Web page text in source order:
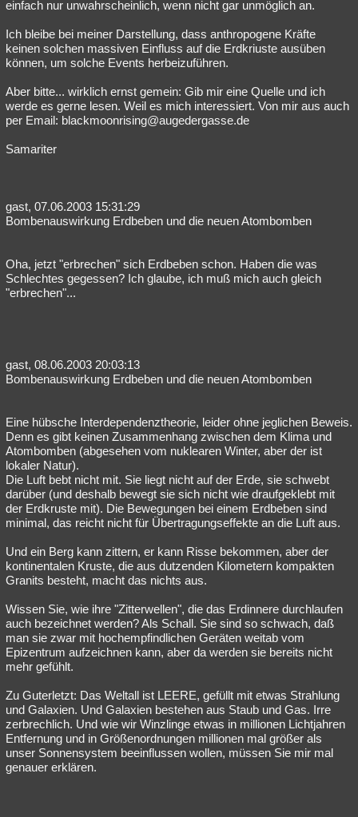
einfach nur unwahrscheinlich, wenn nicht gar unmöglich an.
Ich bleibe bei meiner Darstellung, dass anthropogene Kräfte
keinen solchen massiven Einfluss auf die Erdkriuste ausüben
können, um solche Events herbeizuführen.
Aber bitte... wirklich ernst gemein: Gib mir eine Quelle und ich
werde es gerne lesen. Weil es mich interessiert. Von mir aus auch
per Email: blackmoonrising@augedergasse.de
Samariter
gast, 07.06.2003 15:31:29
Bombenauswirkung Erdbeben und die neuen Atombomben
Oha, jetzt "erbrechen" sich Erdbeben schon. Haben die was
Schlechtes gegessen? Ich glaube, ich muß mich auch gleich
"erbrechen"...
gast, 08.06.2003 20:03:13
Bombenauswirkung Erdbeben und die neuen Atombomben
Eine hübsche Interdependenztheorie, leider ohne jeglichen Beweis.
Denn es gibt keinen Zusammenhang zwischen dem Klima und
Atombomben (abgesehen vom nuklearen Winter, aber der ist
lokaler Natur).
Die Luft bebt nicht mit. Sie liegt nicht auf der Erde, sie schwebt
darüber (und deshalb bewegt sie sich nicht wie draufgeklebt mit
der Erdkruste mit). Die Bewegungen bei einem Erdbeben sind
minimal, das reicht nicht für Übertragungseffekte an die Luft aus.
Und ein Berg kann zittern, er kann Risse bekommen, aber der
kontinentalen Kruste, die aus dutzenden Kilometern kompakten
Granits besteht, macht das nichts aus.
Wissen Sie, wie ihre "Zitterwellen", die das Erdinnere durchlaufen
auch bezeichnet werden? Als Schall. Sie sind so schwach, daß
man sie zwar mit hochempfindlichen Geräten weitab vom
Epizentrum aufzeichnen kann, aber da werden sie bereits nicht
mehr gefühlt.
Zu Guterletzt: Das Weltall ist LEERE, gefüllt mit etwas Strahlung
und Galaxien. Und Galaxien bestehen aus Staub und Gas. Irre
zerbrechlich. Und wie wir Winzlinge etwas in millionen Lichtjahren
Entfernung und in Größenordnungen millionen mal größer als
unser Sonnensystem beeinflussen wollen, müssen Sie mir mal
genauer erklären.